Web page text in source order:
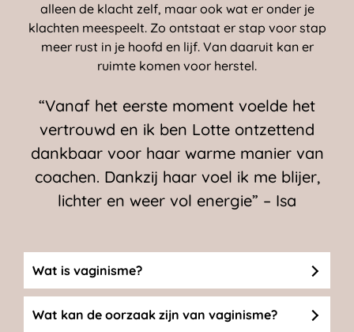
alleen de klacht zelf, maar ook wat er onder je
klachten meespeelt. Zo ontstaat er stap voor stap
meer rust in je hoofd en lijf. Van daaruit kan er
ruimte komen voor herstel.
“Vanaf het eerste moment voelde het
vertrouwd en ik ben Lotte ontzettend
dankbaar voor haar warme manier van
coachen. Dankzij haar voel ik me blijer,
lichter en weer vol energie” – Isa
Wat is vaginisme?
Wat kan de oorzaak zijn van vaginisme?